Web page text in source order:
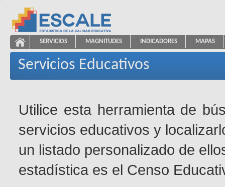
ESCALE - Unidad de Estadística Educativa
Servicios Educativos
NAVEGACIÓN
SERVICIOS MAGNITUDES INDICADORES MAPAS
Servicios Educativos
Utilice esta herramienta de
servicios educativos y
un listado personalizado de
estadística es el Censo